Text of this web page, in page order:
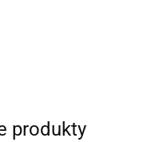
produkty